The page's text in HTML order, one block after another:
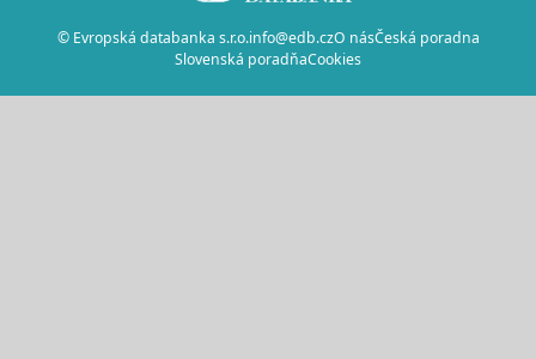
© Evropská databanka s.r.o.info@edb.czO násČeská poradna
Slovenská poradňaCookies